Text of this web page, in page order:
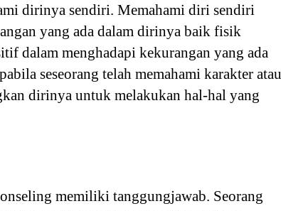
dirinya sendiri. Memahami diri sendiri
yang ada dalam dirinya baik fisik
dalam menghadapi kekurangan yang ada
seseorang telah memahami karakter atau
dirinya untuk melakukan hal-hal yang
memiliki tanggungjawab. Seorang